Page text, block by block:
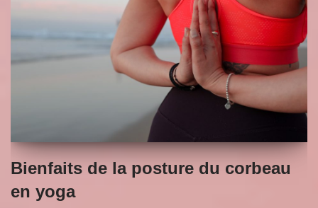
Bienfaits de la posture du corbeau
en yoga